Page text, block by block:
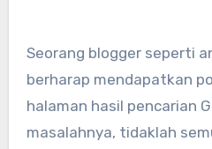
Seorang blogger seperti anda tentunya sangat
berharap mendapatkan
halaman hasil pencarian
masalahnya, tidaklah